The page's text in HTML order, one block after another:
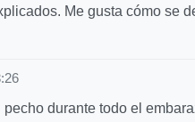
Me gusta cómo se
durante todo el